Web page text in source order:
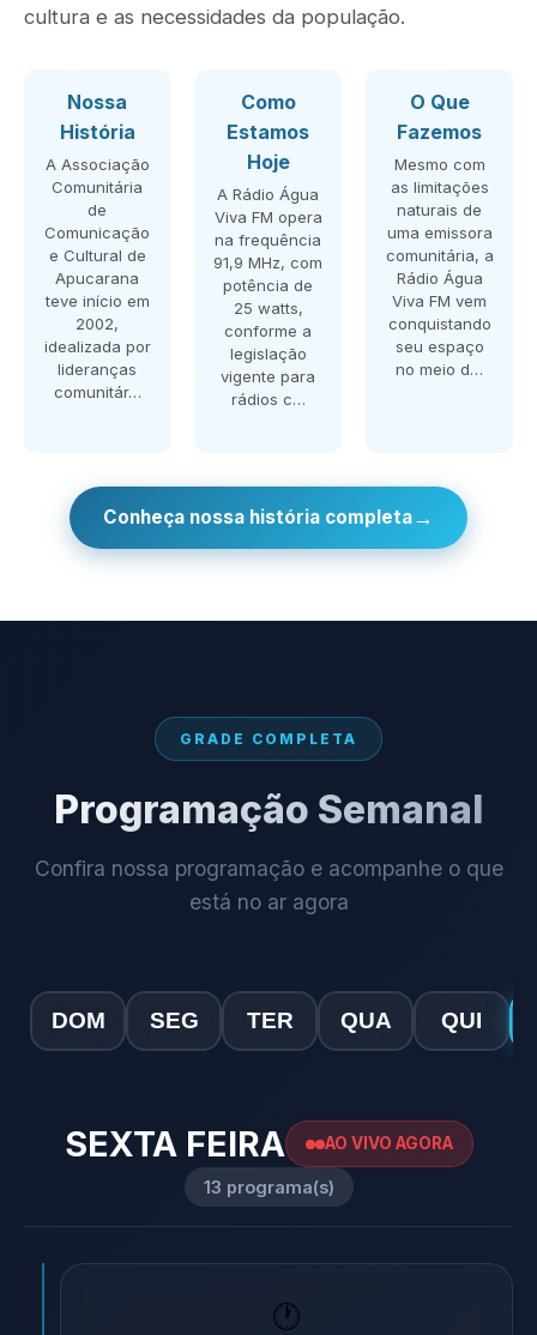
cultura e as necessidades da população.
Nossa
História
A Associação
Comunitária
de
Comunicação
e Cultural de
Apucarana
teve início em
2002,
idealizada por
lideranças
comunitár…
Como
Estamos
Hoje
A Rádio Água
Viva FM opera
na frequência
91,9 MHz, com
potência de
25 watts,
conforme a
legislação
vigente para
rádios c…
O Que
Fazemos
Mesmo com
as limitações
naturais de
uma emissora
comunitária, a
Rádio Água
Viva FM vem
conquistando
seu espaço
no meio d…
Conheça nossa história completa→
GRADE COMPLETA
Programação Semanal
Confira nossa programação e acompanhe o que
está no ar agora
DOM SEG TER QUA QUI
SEXTA FEIRA AO VIVO AGORA
13 programa(s)
🕐